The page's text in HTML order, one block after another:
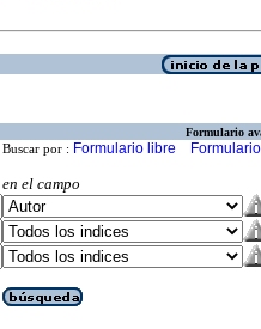
Formulario
Buscar por : Formulario libre
en el campo